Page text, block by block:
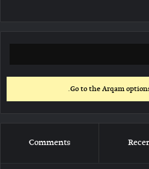
Go to the Arqam
Comments